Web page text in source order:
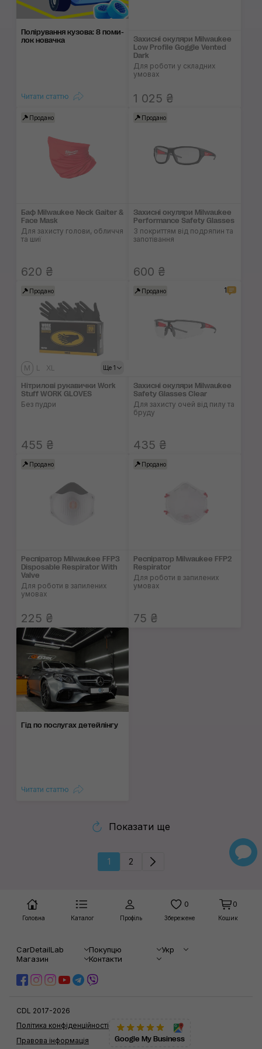
Поліруван­ня кузо­ва: 8 поми­
лок нова­чка
Читати статтю
Захисні окуляри Milwaukee
Low Profile Goggle Vented
Dark
Для роботи у складних
умовах
1 025 ₴
Продано
Баф Milwaukee Neck Gaiter &
Face Mask
Для захисту голови, обличчя
та шиї
620 ₴
Продано
Захисні окуляри Milwaukee
Performance Safety Glasses
З покриттям від подряпин та
запотівання
600 ₴
Продано
Ще 1
M L XL
Нітрилові рукавички Work
Stuff WORK GLOVES
Без пудри
455 ₴
Продано 1
Захисні окуляри Milwaukee
Safety Glasses Clear
Для захисту очей від пилу та
бруду
435 ₴
Продано
Респіратор Milwaukee FFP3
Disposable Respirator With
Valve
Для роботи в запилених
умовах
225 ₴
Продано
Респіратор Milwaukee FFP2
Respirator
Для роботи в запилених
умовах
75 ₴
Гід по послугах детейлінгу
Читати статтю
Показати ще
1 2
Головна Каталог Профіль
0
Збережене
0
Кошик
CarDetailLab Покупцю
Укр
Магазин
Контакти
CDL 2017-2026
Правова інформація
Політика конфіденційності
Google My Business